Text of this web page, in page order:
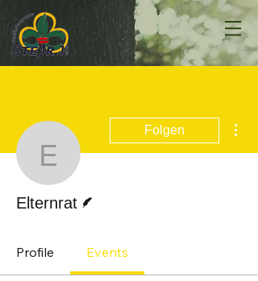
Elternrat
Folgen
Elternrat
Profile Events